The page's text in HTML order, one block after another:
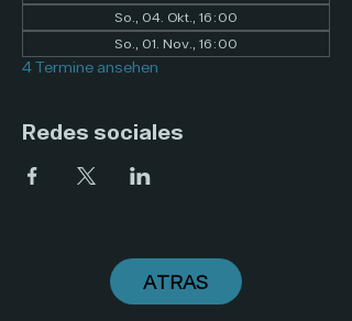
So., 04. Okt., 16:00
So., 01. Nov., 16:00
4 Termine ansehen
Redes sociales
ATRAS